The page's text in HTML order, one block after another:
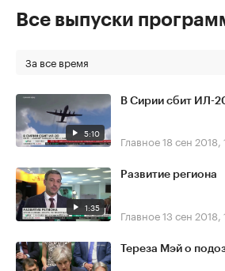
Все выпуски
За все время
5:10
В Сирии сбит ИЛ-
Главное18 сен 2018,
1:35
Развитие региона
Главное13 сен
Тереза Мэй о